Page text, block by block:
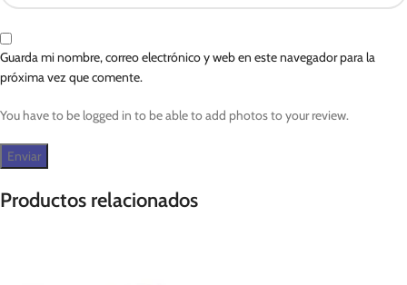
Guarda mi nombre, correo electrónico y web en este navegador para la
próxima vez que comente.
You have to be logged in to be able to add photos to your review.
Productos relacionados